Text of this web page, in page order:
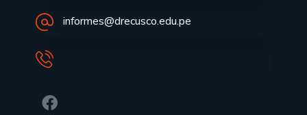
informes@drecusco.edu.pe